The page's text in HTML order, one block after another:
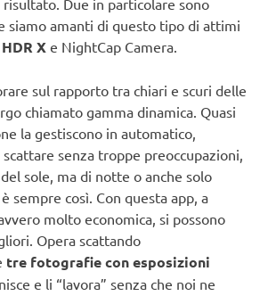
Due in particolare sono
siamo amanti di questo tipo di attimi
X e NightCap Camera.
sul rapporto tra chiari e scuri delle
chiamato gamma dinamica. Quasi
la gestiscono in automatico,
senza troppe preoccupazioni,
sole, ma di notte o anche solo
sempre così. Con questa app, a
molto economica, si possono
Opera scattando
tre fotografie con esposizioni
e li “lavora” senza che noi ne